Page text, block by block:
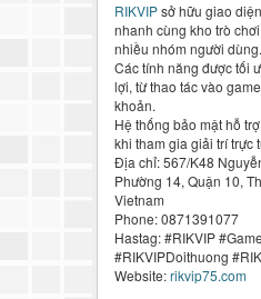
RIKVIPsở hữu giao
nhanh cùng kho trò
nhiều nhóm người dùng.
Các tính năng được tối
lợi, từ thao tác vào
khoản.
Hệ thống bảo mật hỗ
khi tham gia giải trí trực
Địa chỉ: 567/K48
Phường 14, Quận 10,
Vietnam
Phone: 0871391077
Hastag: #RIKVIP
#RIKVIPDoithuong
Website:rikvip75.com